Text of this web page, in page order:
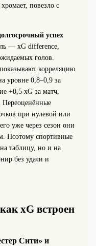
повезло с
успех
— xG difference,
голов.
корреляцию
уровне 0,8–0,9 за
+0,5 xG за матч,
Переоценённые
при нулевой или
уже через сезон они
Поэтому спортивные
на таблицу, но и на
без удачи и
xG встроен
Сити» и